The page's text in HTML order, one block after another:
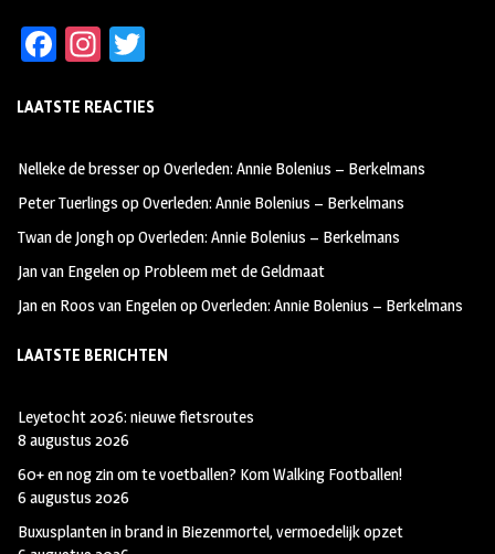
Fa
b
oo
k
In
ag
m
tt
LAATSTE REACTIES
Nelleke de bresseropOverleden: Annie Bolenius – Berkelmans
Peter Tuerlings opOverleden: Annie Bolenius – Berkelmans
Twan de JonghopOverleden: Annie Bolenius – Berkelmans
Jan van Engelenop Probleem met de Geldmaat
Jan en Roos van EngelenopOverleden: Annie Bolenius – Berkelmans
LAATSTE BERICHTEN
Leyetocht 2026: nieuwe fietsroutes
8 augustus 2026
60+ en nog zin om te voetballen? Kom Walking Footballen!
6 augustus 2026
Buxusplanten in brand in Biezenmortel, vermoedelijk opzet